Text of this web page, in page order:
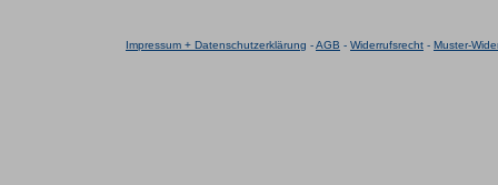
Impressum + Datenschutzerklärung -AGB - Widerrufsrecht - Muster-